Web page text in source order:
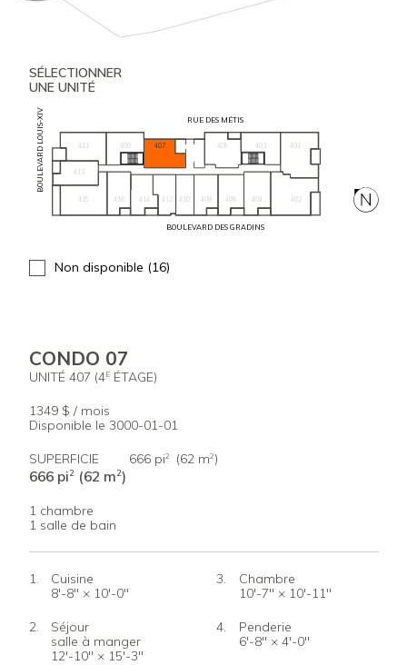
SÉLECTIONNER
UNE UNITÉ
RUE DES MÉTIS
BOULEVARD LOUIS-XIV 401
402
403
404
405
406
407
408
409
410
411
412
413
414
415 416
BOULEVARD DES GRADINS
Non disponible (16)
CONDO 07
UNITÉ 407 (4EÉTAGE)
1349 $ / mois
Disponible le 3000-01-01
SUPERFICIE 666 pi2 (62 m2 )
666 pi2 (62 m2)
1 chambre
1 salle de bain
Cuisine
8'-8" × 10'-0"
Séjour
salle à manger
12'-10" × 15'-3"
Chambre
10'-7" × 10'-11"
Penderie
6'-8" × 4'-0"